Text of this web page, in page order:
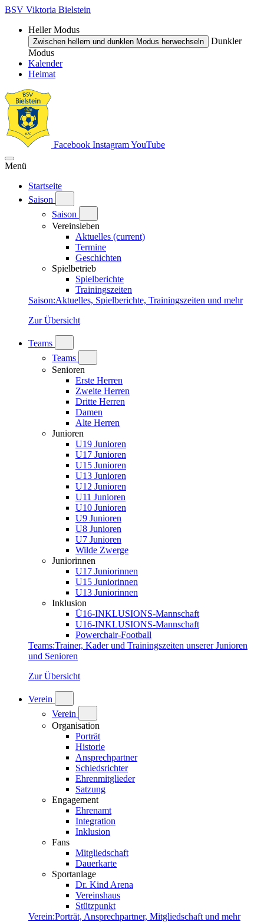
BSV Viktoria Bielstein
Heller Modus
Zwischen hellem und dunklen Modus herwechseln
Dunkler
Modus
Kalender
Heimat
Facebook InstagramYouTube
Menü
Startseite
Saison
Saison
Vereinsleben
Aktuelles (current)
Termine
Geschichten
Spielbetrieb
Spielberichte
Trainingszeiten
Saison:Aktuelles, Spielberichte, Trainingszeiten und mehr
Zur Übersicht
Teams
Teams
Senioren
Erste Herren
Zweite Herren
Dritte Herren
Damen
Alte Herren
Junioren
U19 Junioren
U17 Junioren
U15 Junioren
U13 Junioren
U12 Junioren
U11 Junioren
U10 Junioren
U9 Junioren
U8 Junioren
U7 Junioren
Wilde Zwerge
Juniorinnen
U17 Juniorinnen
U15 Juniorinnen
U13 Juniorinnen
Inklusion
Ü16-INKLUSIONS-Mannschaft
U16-INKLUSIONS-Mannschaft
Powerchair-Football
Teams:Trainer, Kader und Trainingszeiten unserer Junioren
und Senioren
Zur Übersicht
Verein
Verein
Organisation
Porträt
Historie
Ansprechpartner
Schiedsrichter
Ehrenmitglieder
Satzung
Engagement
Ehrenamt
Integration
Inklusion
Fans
Mitgliedschaft
Dauerkarte
Sportanlage
Dr. Kind Arena
Vereinshaus
Stützpunkt
Verein:Porträt, Ansprechpartner, Mitgliedschaft und mehr